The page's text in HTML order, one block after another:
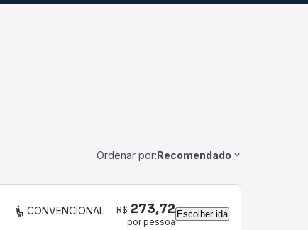
Ordenar por:Recomendado
CONVENCIONAL R$ 273,72
por pessoa
Escolher ida